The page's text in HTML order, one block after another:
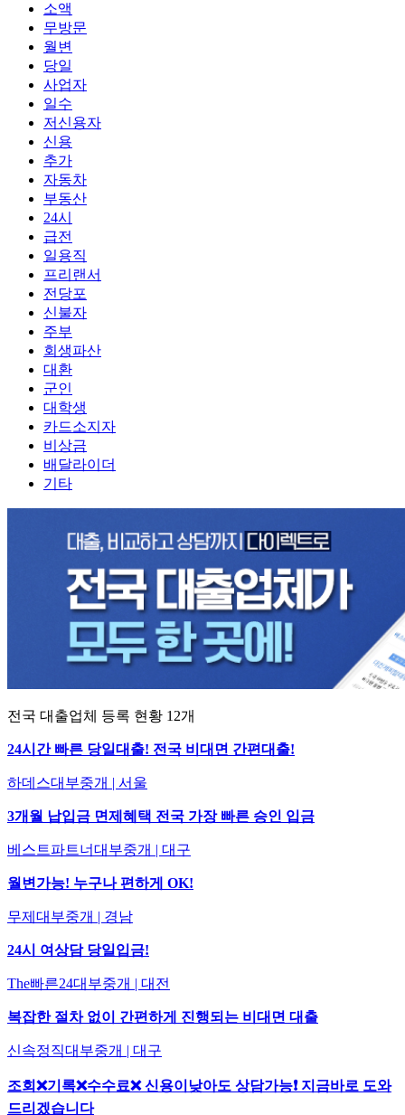
소액
무방문
월변
당일
사업자
일수
저신용자
신용
추가
자동차
부동산
24시
급전
일용직
프리랜서
전당포
신불자
주부
회생파산
대환
군인
대학생
카드소지자
비상금
배달라이더
기타
전국 대출업체 등록 현황 12개
24시간 빠른 당일대출! 전국 비대면 간편대출!
하데스대부중개 | 서울
3개월 납입금 면제혜택 전국 가장 빠른 승인 입금
베스트파트너대부중개 | 대구
월변가능! 누구나 편하게 OK!
무제대부중개 | 경남
24시 여상담 당일입금!
The빠른24대부중개 | 대전
복잡한 절차 없이 간편하게 진행되는 비대면 대출
신속정직대부중개 | 대구
조회❌기록❌수수료❌ 신용이낮아도 상담가능❗ 지금바로 도와
드리겠습니다